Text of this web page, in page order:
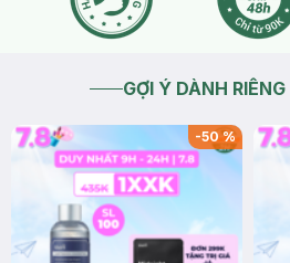
GỢI Ý DÀNH
-50%